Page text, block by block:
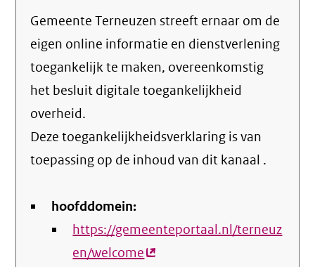
Gemeente Terneuzen streeft ernaar om de
eigen online informatie en dienstverlening
toegankelijk te maken, overeenkomstig
het besluit digitale toegankelijkheid
overheid.
Deze toegankelijkheidsverklaring is van
toepassing op de inhoud van dit kanaal .
hoofddomein:
https://gemeenteportaal.nl/terneuz
en/welcome(externe